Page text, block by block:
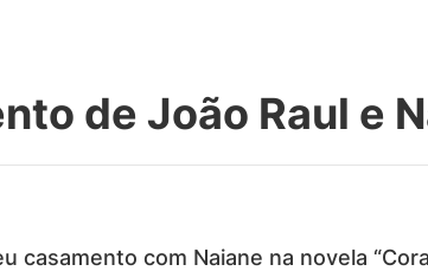
de João Raul e
com Naiane na novela